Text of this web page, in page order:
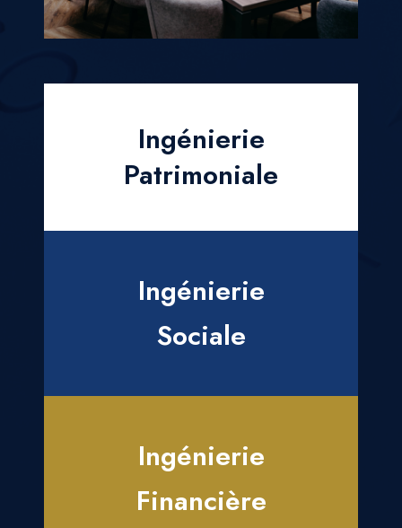
Ingénierie
Patrimoniale
Ingénierie
Sociale
Ingénierie
Financière